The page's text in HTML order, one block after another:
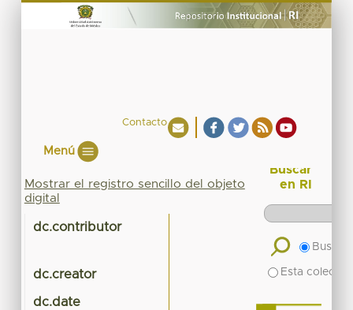
Contacto
Menú
Mostrar el registro sencillo del objeto
digital
dc.contributor
dc.creator
dc.date
Buscar
en RI
Buscar
Esta